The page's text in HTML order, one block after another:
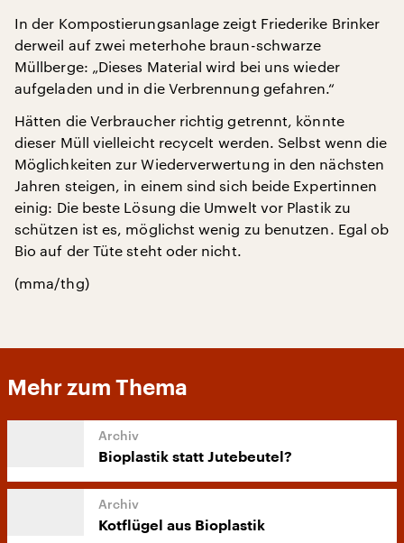
In der Kompostierungsanlage zeigt Friederike Brinker
derweil auf zwei meterhohe braun-schwarze
Müllberge: „Dieses Material wird bei uns wieder
aufgeladen und in die Verbrennung gefahren.“
Hätten die Verbraucher richtig getrennt, könnte
dieser Müll vielleicht recycelt werden. Selbst wenn die
Möglichkeiten zur Wiederverwertung in den nächsten
Jahren steigen, in einem sind sich beide Expertinnen
einig: Die beste Lösung die Umwelt vor Plastik zu
schützen ist es, möglichst wenig zu benutzen. Egal ob
Bio auf der Tüte steht oder nicht.
(mma/thg)
Mehr zum Thema
Bioplastik statt Jutebeutel?
Kotflügel aus Bioplastik